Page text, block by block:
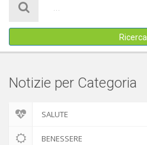
ATTIVITÀ
IL PROGETTO
Ricerca
Notizie per Categoria
SALUTE
BENESSERE